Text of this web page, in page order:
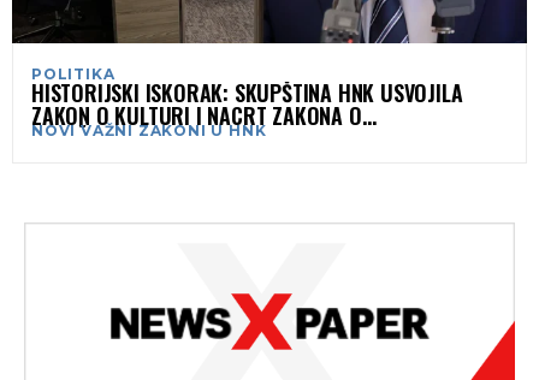
POLITIKA
HISTORIJSKI ISKORAK: SKUPŠTINA HNK USVOJILA
ZAKON O KULTURI I NACRT ZAKONA O
PREDŠKOLSKOM ODGOJU
NOVI VAŽNI ZAKONI U HNK